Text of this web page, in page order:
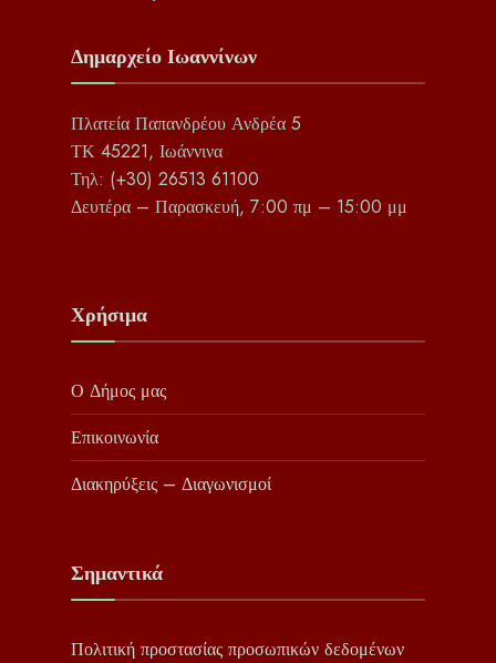
Δημαρχείο Ιωαννίνων
Πλατεία Παπανδρέου Ανδρέα 5
ΤΚ 45221, Ιωάννινα
Τηλ: (+30) 26513 61100
Δευτέρα – Παρασκευή, 7:00 πμ – 15:00 μμ
Χρήσιμα
Ο Δήμος μας
Επικοινωνία
Διακηρύξεις – Διαγωνισμοί
Σημαντικά
Πολιτική προστασίας προσωπικών δεδομένων